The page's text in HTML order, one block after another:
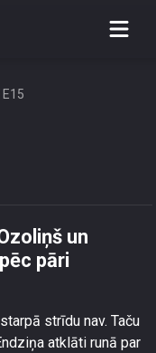
un
un
pāri
strīdu nav. Taču
atklāti runā par